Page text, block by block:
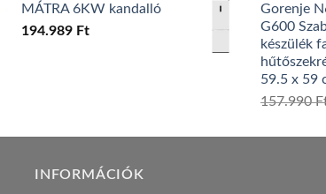
MÁTRA 6KW kandalló
194.989 Ft
Gorenje
G600
készülék
59.5 x 59
157.990
INFORMÁCIÓK